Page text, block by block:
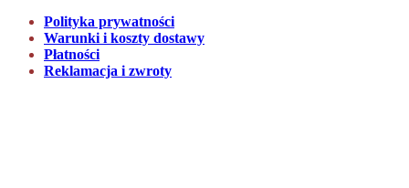
Polityka prywatności
Warunki i koszty dostawy
Płatności
Reklamacja i zwroty